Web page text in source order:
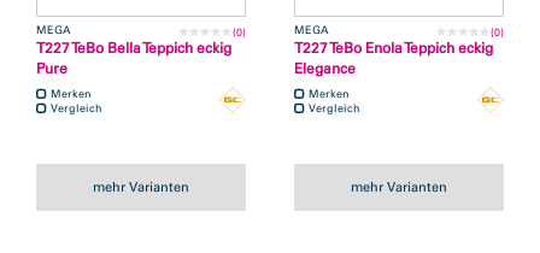
MEGA (0)
T227 TeBo Bella Teppich eckig
Pure
Merken
Vergleich
mehr Varianten
MEGA (0)
T227 TeBo Enola Teppich eckig
Elegance
Merken
Vergleich
mehr Varianten